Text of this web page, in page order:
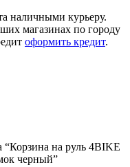
наличными курьеру.
магазинах по городу
оформить кредит.
“Корзина на руль 4BIKE
черный”